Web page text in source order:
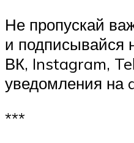
Не пропускай
и подписывайся
ВК, Instagram,
уведомления на
***